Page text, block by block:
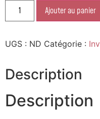
Ajouter au panier
UGS : ND Catégorie :
Description
Description